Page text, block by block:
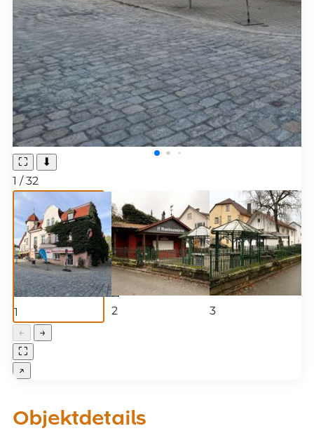
⛶ ⬇
1 / 32
1 2 3
←
→
⛶
↗
Objektdetails